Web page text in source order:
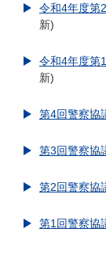
令和4年度第
新
令和4年度第
新
第4回警察協
第3回警察協
第2回警察協
第1回警察協